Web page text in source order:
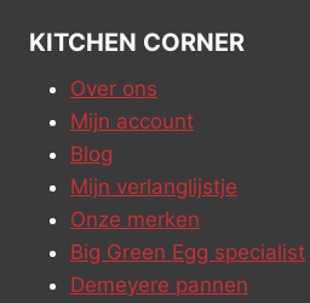
KITCHEN CORNER
Over ons
Mijn account
Blog
Mijn verlanglijstje
Onze merken
Big Green Egg specialist
Demeyere pannen